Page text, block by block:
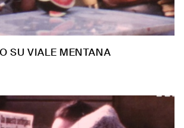
SU VIALE MENTANA